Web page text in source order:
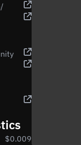
$0.009